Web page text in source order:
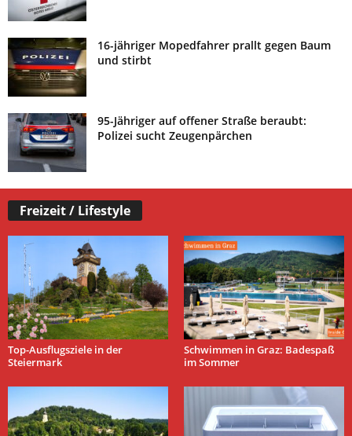
16-jähriger Mopedfahrer prallt gegen Baum
und stirbt
95-Jähriger auf offener Straße beraubt:
Polizei sucht Zeugenpärchen
Freizeit / Lifestyle
Top-Ausflugsziele in der
Steiermark
Schwimmen in Graz: Badespaß
im Sommer